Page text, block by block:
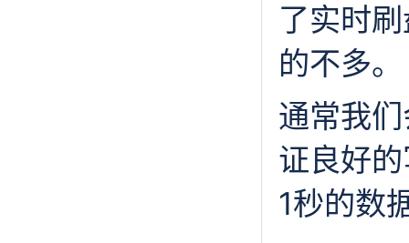
了实时
的不多。
通常我
证良好
1秒的数